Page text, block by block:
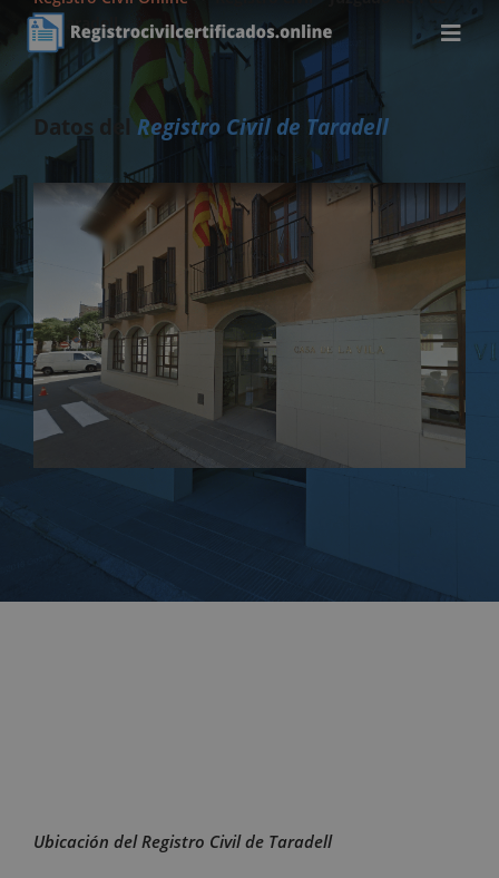
de Taradell
Datos delRegistro Civil de Taradell
Ubicación del Registro Civil de Taradell